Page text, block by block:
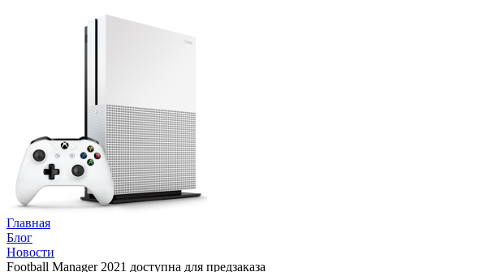
Главная
Блог
Новости
Football Manager 2021 доступна для предзаказа